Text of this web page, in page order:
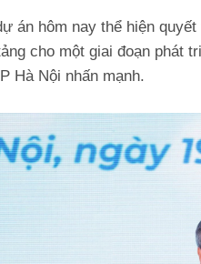
án hôm nay thể hiện
cho một giai đoạn phát
Hà Nội nhấn mạnh.